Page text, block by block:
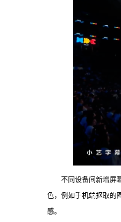
不同设备间新增屏
色，例如手机端抠取的
感。